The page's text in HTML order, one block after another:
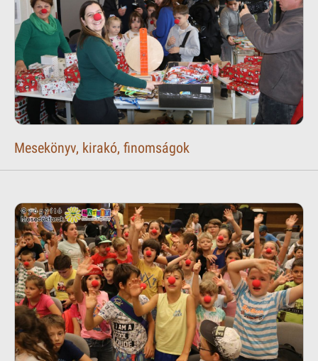
Mesekönyv, kirakó, finomságok